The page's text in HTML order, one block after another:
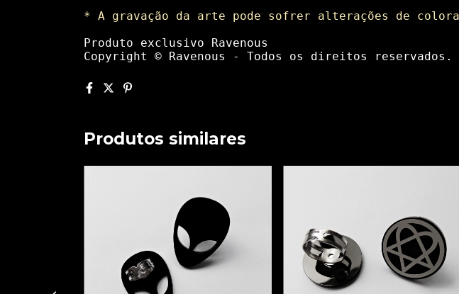
* A gravação da arte pode sofrer alterações de
Produto exclusivo Ravenous
Copyright © Ravenous - Todos os direitos reservados.
Produtos similares